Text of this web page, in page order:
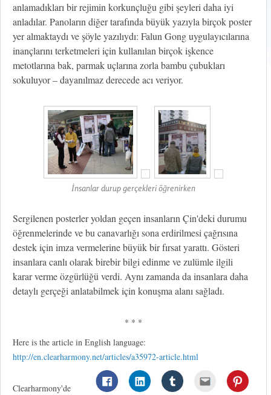
anlamadıkları bir rejimin korkunçluğu gibi şeyleri daha iyi
anladılar. Panoların diğer tarafında büyük yazıyla birçok poster
yer almaktaydı ve şöyle yazılıydı: Falun Gong uygulayıcılarına
inançlarını terketmeleri için kullanılan birçok işkence
metotlarına bak, parmak uçlarına zorla bambu çubukları
sokuluyor – dayanılmaz derecede acı veriyor.
İnsanlar durup gerçekleri öğrenirken
Sergilenen posterler yoldan geçen insanların Çin'deki durumu
öğrenmelerinde ve bu canavarlığı sona erdirilmesi çağrısına
destek için imza vermelerine büyük bir fırsat yarattı. Gösteri
insanlara canlı olarak birebir bilgi edinme ve zulümle ilgili
karar verme özgürlüğü verdi. Aynı zamanda da insanlara daha
detaylı gerçeği anlatabilmek için konuşma alanı sağladı.
* * *
Here is the article in English language:
http://en.clearharmony.net/articles/a35972-article.html
Clearharmony'de